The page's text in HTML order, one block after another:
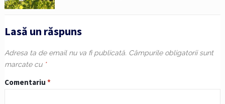
Lasă un răspuns
Adresa ta de email nu va fi publicată. Câmpurile obligatorii sunt
marcate cu *
Comentariu *